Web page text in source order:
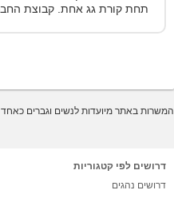
תחת קורת גג אחת. קבוצת
המשרות באתר מיועדות לנשים וגברים כאחד
דרושים לפי קטגוריות
דרושים נהגים